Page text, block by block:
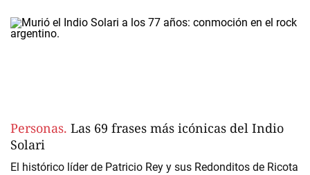
Personas. Las 69 frases más icónicas del Indio
Solari
El histórico líder de Patricio Rey y sus Redonditos de Ricota